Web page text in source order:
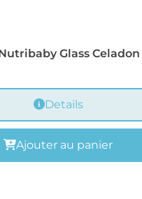
Glass Celadon
Details
Ajouter au panier